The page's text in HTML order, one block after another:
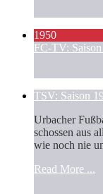
1950
FC-TV:
TSV: Saison
Urbacher
schossen aus
wie noch nie
Read More ...